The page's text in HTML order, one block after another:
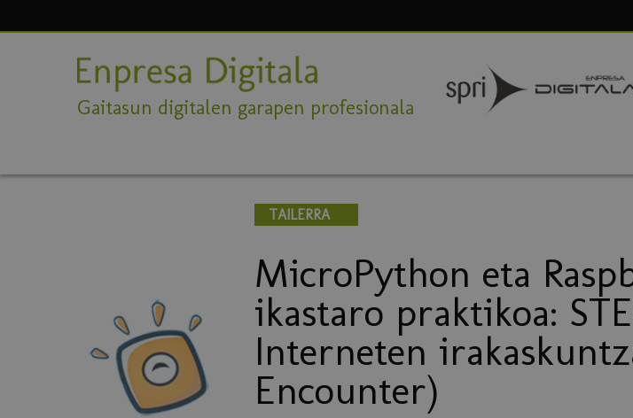
Gaitasun digitalen garapen profesionala
TAILERRA
MicroPython eta
ikastaro praktikoa:
Interneten
Encounter)